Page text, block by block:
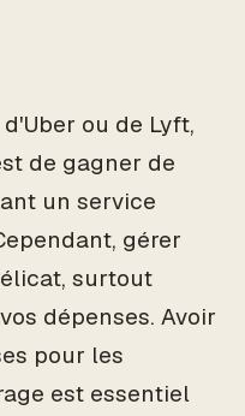
ou de Lyft,
de gagner de
un service
gérer
surtout
dépenses. Avoir
pour les
est essentiel